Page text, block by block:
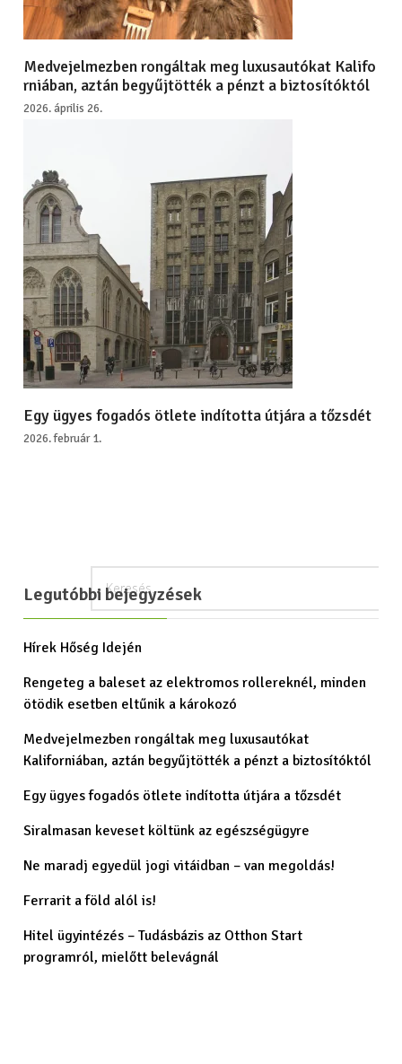
Medvejelmezben rongáltak meg luxusautókat Kalifo
rniában, aztán begyűjtötték a pénzt a biztosítóktól
2026. április 26.
Egy ügyes fogadós ötlete indította útjára a tőzsdét
2026. február 1.
Legutóbbi bejegyzések
Hírek Hőség Idején
Rengeteg a baleset az elektromos rollereknél, minden
ötödik esetben eltűnik a károkozó
Medvejelmezben rongáltak meg luxusautókat
Kaliforniában, aztán begyűjtötték a pénzt a biztosítóktól
Egy ügyes fogadós ötlete indította útjára a tőzsdét
Siralmasan keveset költünk az egészségügyre
Ne maradj egyedül jogi vitáidban – van megoldás!
Ferrarit a föld alól is!
Hitel ügyintézés – Tudásbázis az Otthon Start
programról, mielőtt belevágnál